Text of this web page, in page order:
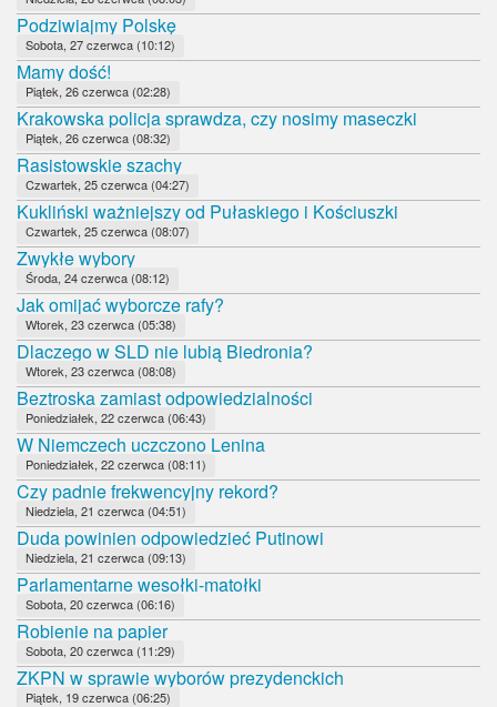
Podziwiajmy Polskę
Sobota, 27 czerwca (10:12)
Mamy dość!
Piątek, 26 czerwca (02:28)
Krakowska policja sprawdza, czy nosimy maseczki
Piątek, 26 czerwca (08:32)
Rasistowskie szachy
Czwartek, 25 czerwca (04:27)
Kukliński ważniejszy od Pułaskiego i Kościuszki
Czwartek, 25 czerwca (08:07)
Zwykłe wybory
Środa, 24 czerwca (08:12)
Jak omijać wyborcze rafy?
Wtorek, 23 czerwca (05:38)
Dlaczego w SLD nie lubią Biedronia?
Wtorek, 23 czerwca (08:08)
Beztroska zamiast odpowiedzialności
Poniedziałek, 22 czerwca (06:43)
W Niemczech uczczono Lenina
Poniedziałek, 22 czerwca (08:11)
Czy padnie frekwencyjny rekord?
Niedziela, 21 czerwca (04:51)
Duda powinien odpowiedzieć Putinowi
Niedziela, 21 czerwca (09:13)
Parlamentarne wesołki-matołki
Sobota, 20 czerwca (06:16)
Robienie na papier
Sobota, 20 czerwca (11:29)
ZKPN w sprawie wyborów prezydenckich
Piątek, 19 czerwca (06:25)